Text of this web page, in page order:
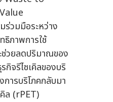
วมมือระหว่าง
ธิภาพการใช้
ช่วยลดปริมาณของ
กิจรีไซเคิลของบริ
ารบริโภคกลับมา
ล (rPET)